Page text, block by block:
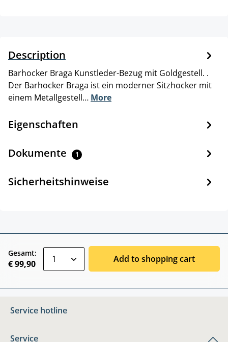
Description
Barhocker Braga Kunstleder-Bezug mit Goldgestell. .
Der Barhocker Braga ist ein moderner Sitzhocker mit
einem Metallgestell… More
Eigenschaften
Dokumente 1
Sicherheitshinweise
Gesamt:
€ 99,90 Add to shopping cart
Service hotline
Service